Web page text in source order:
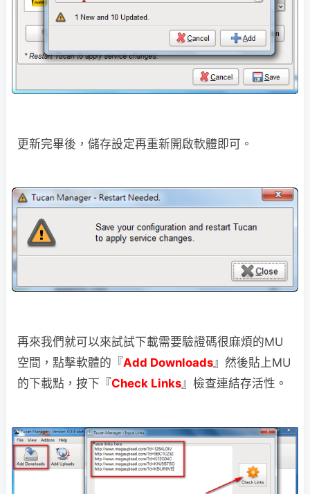
更新完畢後，儲存設定再重新開啟軟體即可。
再來我們就可以來試試下載需要驗證碼很麻煩的MU
空間，點擊軟體的『Add Downloads』然後貼上MU
的下載點，按下『Check Links』檢查連結存活性。